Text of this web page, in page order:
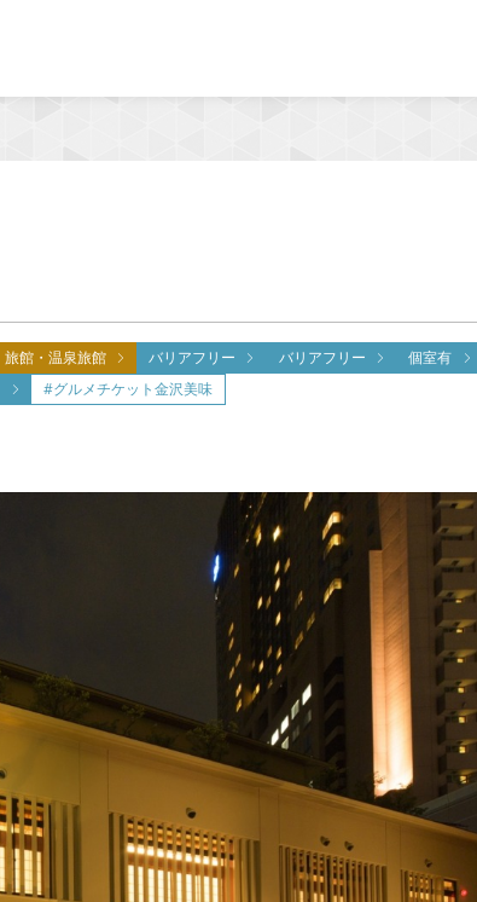
旅館・温泉旅館 バリアフリー バリアフリー 個室有
#グルメチケット金沢美味